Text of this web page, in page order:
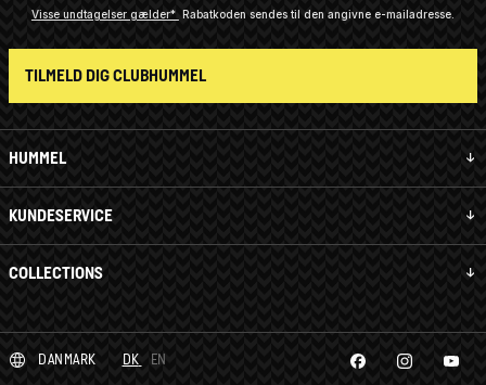
HUMMEL
KUNDESERVICE
COLLECTIONS
Visse undtagelser gælder* Rabatkoden sendes til den angivne e-mailadresse.
TILMELD DIG CLUBHUMMEL
DANMARK DK EN